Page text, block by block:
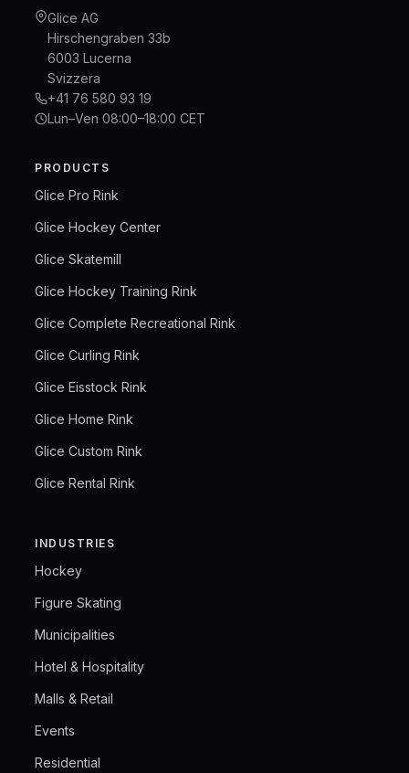
Glice AG
Hirschengraben 33b
6003 Lucerna
Svizzera
+41 76 580 93 19
Lun–Ven 08:00–18:00 CET
PRODUCTS
Glice Pro Rink
Glice Hockey Center
Glice Skatemill
Glice Hockey Training Rink
Glice Complete Recreational Rink
Glice Curling Rink
Glice Eisstock Rink
Glice Home Rink
Glice Custom Rink
Glice Rental Rink
INDUSTRIES
Hockey
Figure Skating
Municipalities
Hotel & Hospitality
Malls & Retail
Events
Residential